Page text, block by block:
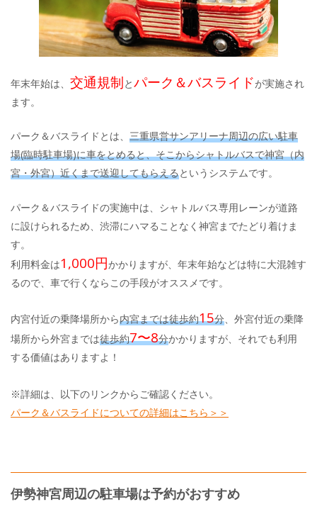
年末年始は、 交通規制とパーク＆バスライドが実施され
ます。
パーク＆バスライドとは、 三重県営サンアリーナ周辺の広い駐車
場(臨時駐車場)に車をとめると、そこからシャトルバスで神宮（内
宮・外宮）近くまで送迎してもらえるというシステムです。
パーク＆バスライドの実施中は、シャトルバス専用レーンが道路
に設けられるため、渋滞にハマることなく神宮までたどり着けま
す。
利用料金は1,000円かかりますが、年末年始などは特に大混雑す
るので、車で行くならこの手段がオススメです。
内宮付近の乗降場所から内宮までは徒歩約15分 、外宮付近の乗降
場所から外宮までは徒歩約7〜8分かかりますが、それでも利用
する価値はありますよ！
※詳細は、以下のリンクからご確認ください。
パーク＆バスライドについての詳細はこちら＞＞
伊勢神宮周辺の駐車場は予約がおすすめ